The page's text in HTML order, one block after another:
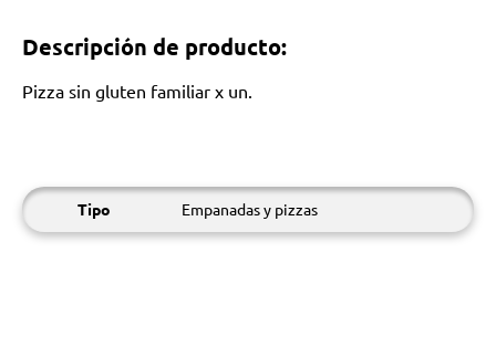
Descripción de producto:
Pizza sin gluten familiar x un.
Tipo Empanadas y pizzas